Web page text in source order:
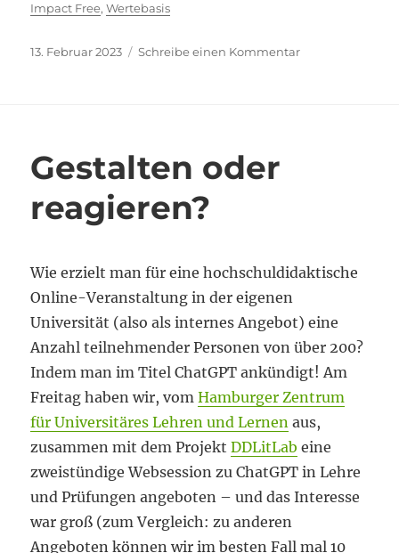
Impact Free,Wertebasis
Veröffentlicht
13. Februar 2023 Schreibe einen Kommentarzu
Gestalten oder
reagieren?
Wie erzielt man für eine hochschuldidaktische
Online-Veranstaltung in der eigenen
Universität (also als internes Angebot) eine
Anzahl teilnehmender Personen von über 200?
Indem man im Titel ChatGPT ankündigt! Am
Freitag haben wir, vomHamburger Zentrum
für Universitäres Lehren und Lernen aus,
zusammen mit dem ProjektDDLitLab eine
zweistündige Websession zu ChatGPT in Lehre
und Prüfungen angeboten – und das Interesse
war groß (zum Vergleich: zu anderen
Angeboten können wir im besten Fall mal 10